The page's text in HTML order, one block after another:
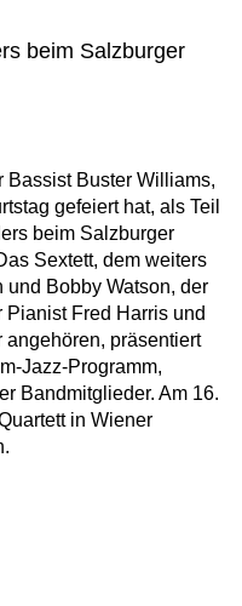
beim Salzburger
Bassist Buster Williams,
gefeiert hat, als Teil
beim Salzburger
Sextett, dem weiters
Bobby Watson, der
Fred Harris und
präsentiert
Jazz-Programm,
Bandmitglieder. Am 16.
in Wiener